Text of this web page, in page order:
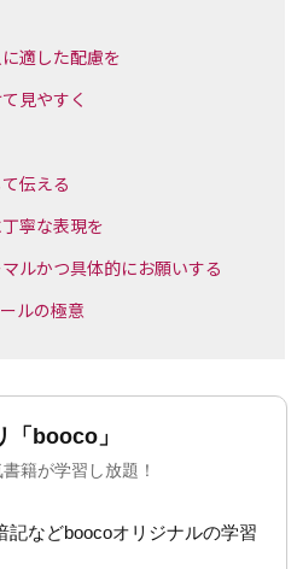
適した配慮を
見やすく
伝える
寧な表現を
ルかつ具体的にお願いする
ルの極意